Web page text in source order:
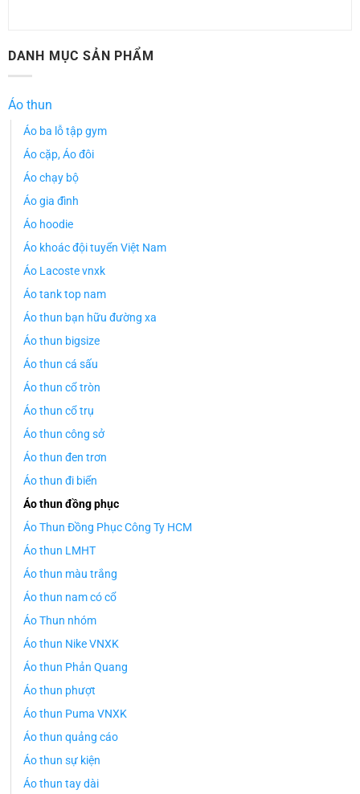
DANH MỤC SẢN PHẨM
Áo thun
Áo ba lỗ tập gym
Áo cặp, Áo đôi
Áo chạy bộ
Áo gia đình
Áo hoodie
Áo khoác đội tuyển Việt Nam
Áo Lacoste vnxk
Áo tank top nam
Áo thun bạn hữu đường xa
Áo thun bigsize
Áo thun cá sấu
Áo thun cổ tròn
Áo thun cổ trụ
Áo thun công sở
Áo thun đen trơn
Áo thun đi biển
Áo thun đồng phục
Áo Thun Đồng Phục Công Ty HCM
Áo thun LMHT
Áo thun màu trắng
Áo thun nam có cổ
Áo Thun nhóm
Áo thun Nike VNXK
Áo thun Phản Quang
Áo thun phượt
Áo thun Puma VNXK
Áo thun quảng cáo
Áo thun sự kiện
Áo thun tay dài